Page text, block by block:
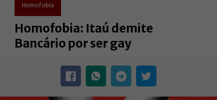
Homofobia
Homofobia: Itaú demite
Bancário por ser gay